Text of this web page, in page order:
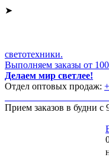
➤
светотехники.
Выполняем заказы от
Делаем мир светлее!
Отдел оптовых продаж:
+7
Прием заказов в будни с